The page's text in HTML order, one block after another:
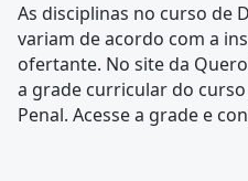
As disciplinas no curso de
variam de acordo com a
ofertante. No site da
a grade curriculardo
Penal. Acesse a grade e